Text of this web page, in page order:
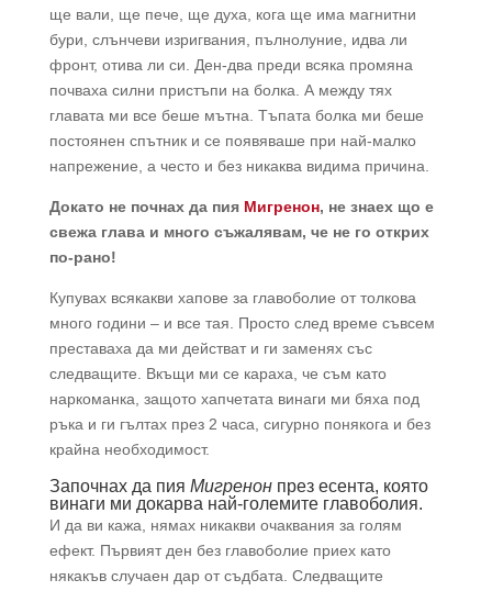
ще вали, ще пече, ще духа, кога ще има магнитни
бури, слънчеви изригвания, пълнолуние, идва ли
фронт, отива ли си. Ден-два преди всяка промяна
почваха силни пристъпи на болка. А между тях
главата ми все беше мътна. Тъпата болка ми беше
постоянен спътник и се появяваше при най-малко
напрежение, а често и без никаква видима причина.
Докато не почнах да пия Мигренон, не знаех що е
свежа глава и много съжалявам, че не го открих
по-рано!
Купувах всякакви хапове за главоболие от толкова
много години – и все тая. Просто след време съвсем
преставаха да ми действат и ги заменях със
следващите. Вкъщи ми се караха, че съм като
наркоманка, защото хапчетата винаги ми бяха под
ръка и ги гълтах през 2 часа, сигурно понякога и без
крайна необходимост.
Започнах да пия Мигренонпрез есента, която
винаги ми докарва най-големите главоболия.
И да ви кажа, нямах никакви очаквания за голям
ефект. Първият ден без главоболие приех като
някакъв случаен дар от съдбата. Следващите